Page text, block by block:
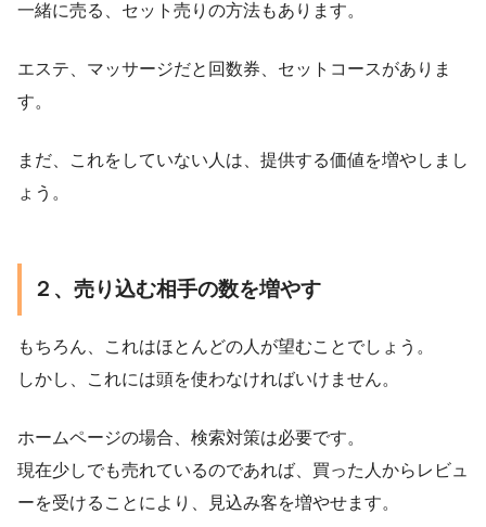
一緒に売る、セット売りの方法もあります。
エステ、マッサージだと回数券、セットコースがありま
す。
まだ、これをしていない人は、提供する価値を増やしまし
ょう。
２、売り込む相手の数を増やす
もちろん、これはほとんどの人が望むことでしょう。
しかし、これには頭を使わなければいけません。
ホームページの場合、検索対策は必要です。
現在少しでも売れているのであれば、買った人からレビュ
ーを受けることにより、見込み客を増やせます。